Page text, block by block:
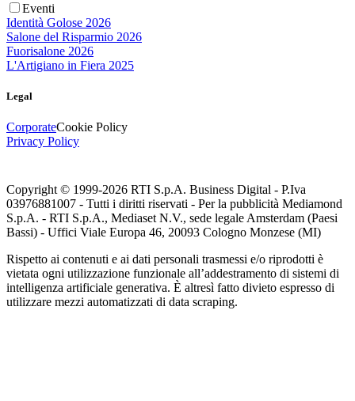
Eventi
Identità Golose 2026
Salone del Risparmio 2026
Fuorisalone 2026
L'Artigiano in Fiera 2025
Legal
CorporateCookie Policy
Privacy Policy
Copyright © 1999-2026 RTI S.p.A. Business Digital - P.Iva
03976881007 - Tutti i diritti riservati - Per la pubblicità Mediamond
S.p.A. - RTI S.p.A., Mediaset N.V., sede legale Amsterdam (Paesi
Bassi) - Uffici Viale Europa 46, 20093 Cologno Monzese (MI)
Rispetto ai contenuti e ai dati personali trasmessi e/o riprodotti è
vietata ogni utilizzazione funzionale all’addestramento di sistemi di
intelligenza artificiale generativa. È altresì fatto divieto espresso di
utilizzare mezzi automatizzati di data scraping.